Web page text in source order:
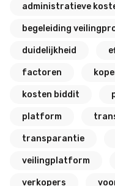
administratieve
begeleiding
duidelijkheid
factoren
kosten biddit
platform
transparantie
veilingplatform
verkopers